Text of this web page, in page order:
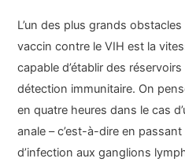
L’un des plus grands
vaccin contre le VIH est la
capable d’établir des
détection immunitaire. On
en quatre heures dans le cas
anale – c’est-à-dire en
d’infection aux ganglions